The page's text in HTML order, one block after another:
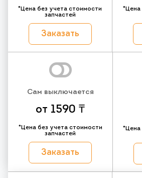
*Цена без учета стоимости
запчастей
Заказать
*Цена
Сам выключается
от 1590 ₸
*Цена без учета стоимости
запчастей
Заказать
*Цена